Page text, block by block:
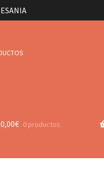
0,00€ 0 productos